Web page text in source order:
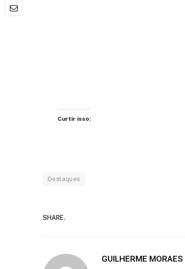
Curtir isso:
Destaques
SHARE.
GUILHERME MORAES